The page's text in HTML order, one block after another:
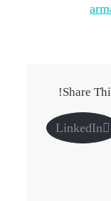
Share
LinkedIn